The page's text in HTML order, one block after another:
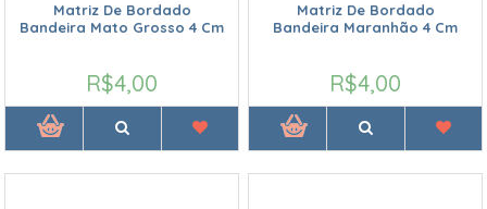
Matriz De Bordado
Bandeira Mato Grosso 4 Cm
R$4,00
Matriz De Bordado
Bandeira Maranhão 4 Cm
R$4,00